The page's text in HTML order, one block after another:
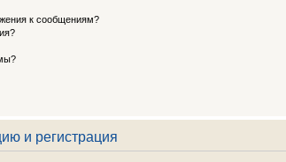
к сообщениям?
и регистрация